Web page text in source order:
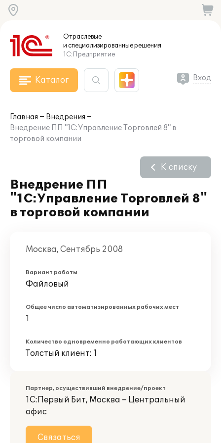
Отраслевые
и специализированныерешения
1С:Предприятие
Каталог Вход
Главная
Внедрения
Внедрение ПП "1С:Управление Торговлей 8" в
торговой компании
Внедрение ПП
"1С:Управление Торговлей 8"
в торговой компании
К списку
Москва, Сентябрь 2008
Вариант работы
Файловый
Общее число автоматизированных рабочих мест
1
Количество одновременно работающих клиентов
Толстый клиент: 1
Партнер, осуществивший внедрение/проект
1С:Первый Бит, Москва – Центральный
офис
Связаться